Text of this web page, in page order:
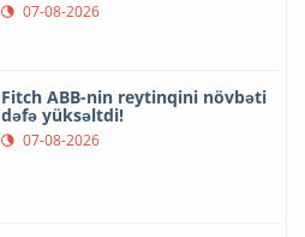
07-08-2026
Fitch ABB-nin reytinqini növbəti
dəfə yüksəltdi!
07-08-2026